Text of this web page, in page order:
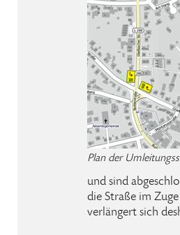
Plan der
und sind
die Straße im
verlängert sich